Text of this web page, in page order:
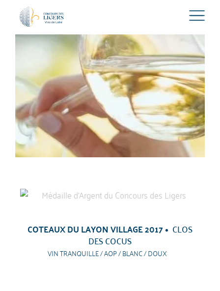
COTEAUX DU LAYON VILLAGE 2017 CLOS
DES COCUS
VIN TRANQUILLE / AOP / BLANC / DOUX